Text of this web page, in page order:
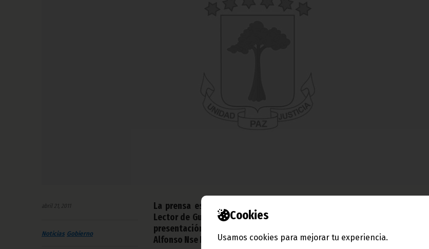
Cookies
Usamos cookies para mejorar tu experiencia.
abril 21, 2011
Noticias Gobierno
La prensa escrita nacional cuenta con un nuevo órgano informativo,
Lector de Guinea Ecuatorial”, y su director es Antonio Nsue Adá. La
presentación oficial fue presidida por el Ministro Delegado de
Alfonso Nse Mokuy, en una de las salas de reuniones del Hotel Bahía II de